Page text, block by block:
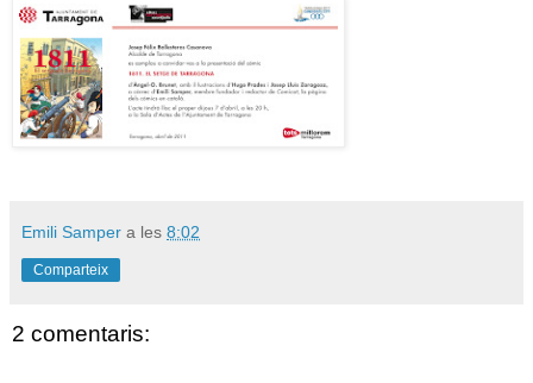
Emili Samper a les 8:02
Comparteix
2 comentaris: